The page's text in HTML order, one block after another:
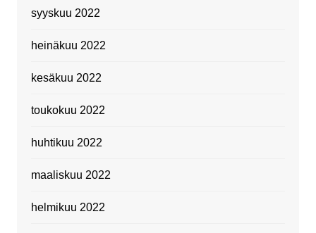
syyskuu 2022
heinäkuu 2022
kesäkuu 2022
toukokuu 2022
huhtikuu 2022
maaliskuu 2022
helmikuu 2022